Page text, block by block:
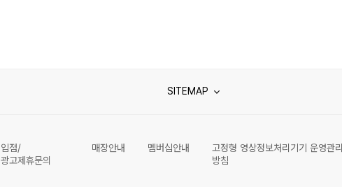
SITEMAP
입점/
광고제휴문의
매장안내 멤버십안내
고정형 영상정보처리기기 운영관리
방침